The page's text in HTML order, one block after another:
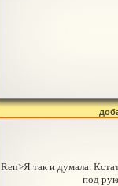
Ren>Я так и думала.
под